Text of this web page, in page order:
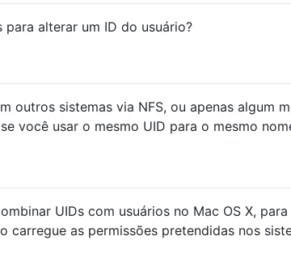
alterar um ID do usuário?
outros sistemas via NFS, ou apenas algum
você usar o mesmo UID para o mesmo
UIDs com usuários no Mac OS X, para
carregue as permissões pretendidas nos